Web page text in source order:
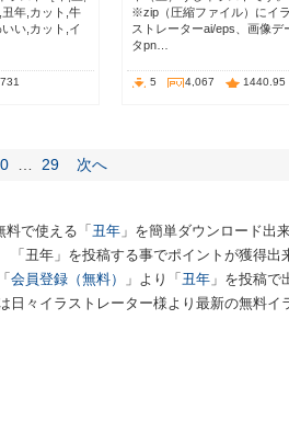
年,カット,牛
い,カット,イ
※zip（圧縮ファイル）にイラ
ストレーターai/eps、画像デ
タpn…
5 4,067 1440.95
29 次へ
料で使える「 丑年 」を簡単ダウンロード出
「丑年」を投稿する事でポイントが獲得
会員登録（無料） 」より「 丑年 」を投稿で
日々イラストレーター様より最新の無料イ